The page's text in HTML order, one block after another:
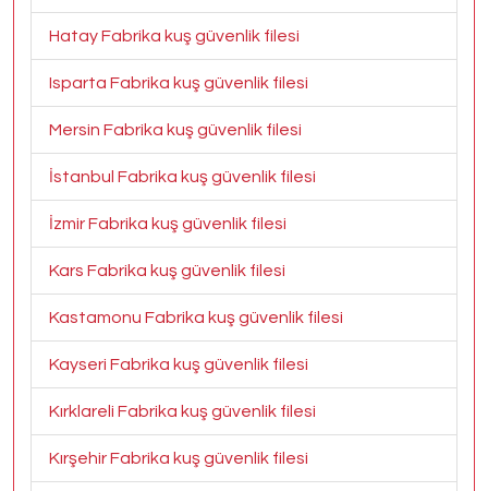
Hatay Fabrika kuş güvenlik filesi
Isparta Fabrika kuş güvenlik filesi
Mersin Fabrika kuş güvenlik filesi
İstanbul Fabrika kuş güvenlik filesi
İzmir Fabrika kuş güvenlik filesi
Kars Fabrika kuş güvenlik filesi
Kastamonu Fabrika kuş güvenlik filesi
Kayseri Fabrika kuş güvenlik filesi
Kırklareli Fabrika kuş güvenlik filesi
Kırşehir Fabrika kuş güvenlik filesi